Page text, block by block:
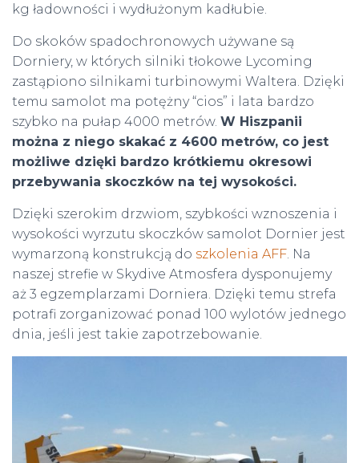
kg ładowności i wydłużonym kadłubie.
Do skoków spadochronowych używane są
Dorniery, w których silniki tłokowe Lycoming
zastąpiono silnikami turbinowymi Waltera. Dzięki
temu samolot ma potężny “cios” i lata bardzo
szybko na pułap 4000 metrów. W Hiszpanii
można z niego skakać z 4600 metrów, co jest
możliwe dzięki bardzo krótkiemu okresowi
przebywania skoczków na tej wysokości.
Dzięki szerokim drzwiom, szybkości wznoszenia i
wysokości wyrzutu skoczków samolot Dornier jest
wymarzoną konstrukcją do szkolenia AFF . Na
naszej strefie w Skydive Atmosfera dysponujemy
aż 3 egzemplarzami Dorniera. Dzięki temu strefa
potrafi zorganizować ponad 100 wylotów jednego
dnia, jeśli jest takie zapotrzebowanie.